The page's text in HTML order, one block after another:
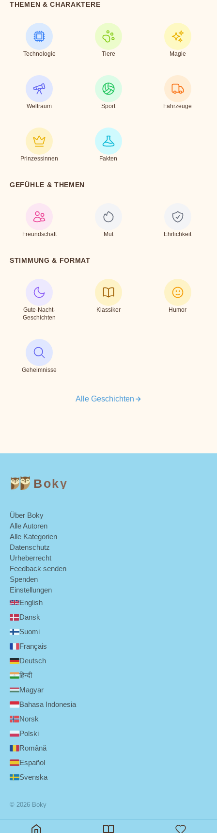
THEMEN & CHARAKTERE
Technologie Tiere Magie
Weltraum Sport Fahrzeuge
Prinzessinnen Fakten
GEFÜHLE & THEMEN
Freundschaft Mut Ehrlichkeit
STIMMUNG & FORMAT
Gute-Nacht-
Geschichten
Klassiker Humor
Geheimnisse
Alle Geschichten
Boky
Über Boky
Alle Autoren
Alle Kategorien
Datenschutz
Urheberrecht
Feedback senden
Spenden
Einstellungen
English
Dansk
Suomi
Français
Deutsch
हिन्दी
Magyar
Bahasa Indonesia
Norsk
Polski
Română
Español
Svenska
© 2026 Boky